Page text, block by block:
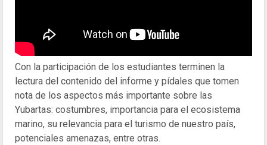
Con la participación de los estudiantes terminen la
lectura del contenido del informe y pídales que tomen
nota de los aspectos más importante sobre las
Yubartas: costumbres, importancia para el ecosistema
marino, su relevancia para el turismo de nuestro país,
potenciales amenazas, entre otras.